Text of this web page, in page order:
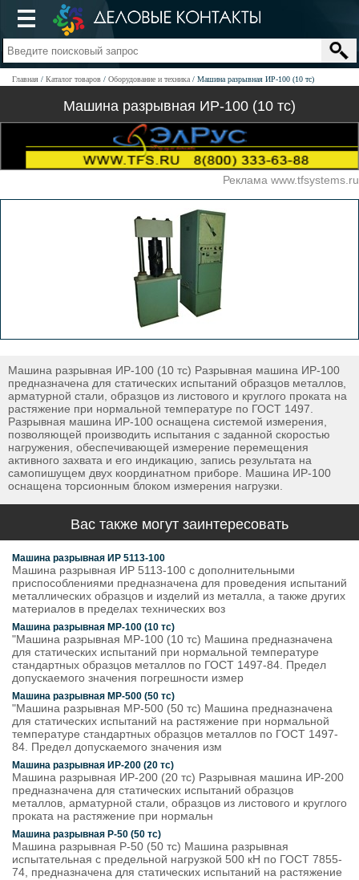
Главная Каталог товаров Оборудование и техника Машина разрывная ИР-100 (10 тс)
Машина разрывная ИР-100 (10 тс)
Реклама www.tfsystems.ru
Машина разрывная ИР-100 (10 тс) Разрывная машина ИР-100
предназначена для статических испытаний образцов металлов,
арматурной стали, образцов из листового и круглого проката на
растяжение при нормальной температуре по ГОСТ 1497.
Разрывная машина ИР-100 оснащена системой измерения,
позволяющей производить испытания с заданной скоростью
нагружения, обеспечивающей измерение перемещения
активного захвата и его индикацию, запись результата на
самопишущем двух координатном приборе. Машина ИР-100
оснащена торсионным блоком измерения нагрузки.
Вас также могут заинтересовать
Машина разрывная ИР 5113-100
Машина разрывная ИР 5113-100 с дополнительными
приспособлениями предназначена для проведения испытаний
металлических образцов и изделий из металла, а также других
материалов в пределах технических воз
Машина разрывная МР-100 (10 тс)
"Машина разрывная МР-100 (10 тс) Машина предназначена
для статических испытаний при нормальной температуре
стандартных образцов металлов по ГОСТ 1497-84. Предел
допускаемого значения погрешности измер
Машина разрывная МР-500 (50 тс)
"Машина разрывная МР-500 (50 тс) Машина предназначена
для статических испытаний на растяжение при нормальной
температуре стандартных образцов металлов по ГОСТ 1497-
84. Предел допускаемого значения изм
Машина разрывная ИР-200 (20 тс)
Машина разрывная ИР-200 (20 тс) Разрывная машина ИР-200
предназначена для статических испытаний образцов
металлов, арматурной стали, образцов из листового и круглого
проката на растяжение при нормальн
Машина разрывная Р-50 (50 тс)
Машина разрывная Р-50 (50 тс) Машина разрывная
испытательная с предельной нагрузкой 500 кН по ГОСТ 7855-
74, предназначена для статических испытаний на растяжение